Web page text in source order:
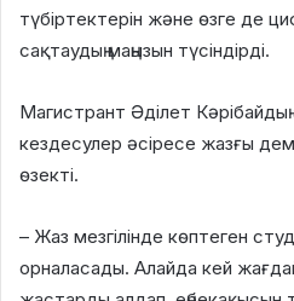
түбіртектерін және өзге де
сақтаудың маңызын түсіндірді.
Магистрант Әділет
кездесулер әсіресе жазғы
өзекті.
– Жаз мезгілінде көптеген
орналасады. Алайда кей